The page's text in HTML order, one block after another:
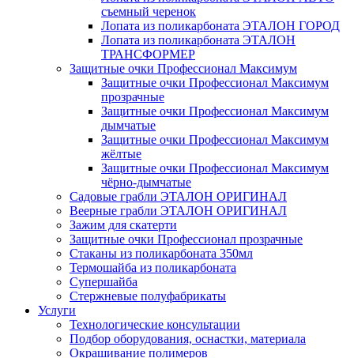
съемный черенок
Лопата из поликарбоната ЭТАЛОН ГОРОД
Лопата из поликарбоната ЭТАЛОН
ТРАНСФОРМЕР
Защитные очки Профессионал Максимум
Защитные очки Профессионал Максимум
прозрачные
Защитные очки Профессионал Максимум
дымчатые
Защитные очки Профессионал Максимум
жёлтые
Защитные очки Профессионал Максимум
чёрно-дымчатые
Садовые грабли ЭТАЛОН ОРИГИНАЛ
Веерные грабли ЭТАЛОН ОРИГИНАЛ
Зажим для скатерти
Защитные очки Профессионал прозрачные
Стаканы из поликарбоната 350мл
Термошайба из поликарбоната
Супершайба
Стержневые полуфабрикаты
Услуги
Технологические консультации
Подбор оборудования, оснастки, материала
Окрашивание полимеров